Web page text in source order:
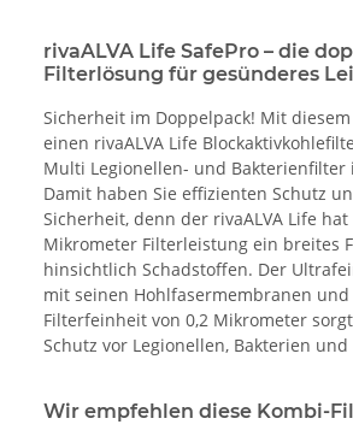
rivaALVA Life SafePro – die
Filterlösung für gesünderes
Sicherheit im Doppelpack! Mit
einen rivaALVA Life
Multi Legionellen- und Bakterienfilter
Damit haben Sie effizienten Schutz
Sicherheit, denn der rivaALVA Life
Mikrometer Filterleistung ein breites
hinsichtlich Schadstoffen. Der
mit seinen Hohlfasermembranen
Filterfeinheit von 0,2 Mikrometer
Schutz vor Legionellen, Bakterien und
Wir empfehlen diese Kombi-